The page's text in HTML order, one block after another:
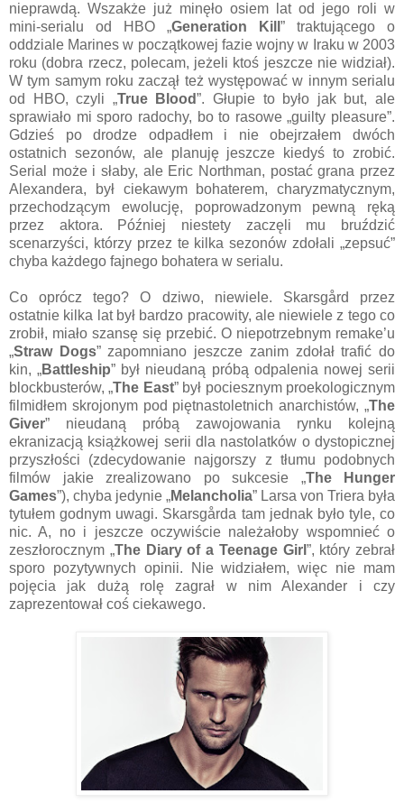
nieprawdą. Wszakże już minęło osiem lat od jego roli w
mini-serialu od HBO „Generation Kill ” traktującego o
oddziale Marines w początkowej fazie wojny w Iraku w 2003
roku (dobra rzecz, polecam, jeżeli ktoś jeszcze nie widział).
W tym samym roku zaczął też występować w innym serialu
od HBO, czyli „True Blood”. Głupie to było jak but, ale
sprawiało mi sporo radochy, bo to rasowe „guilty pleasure”.
Gdzieś po drodze odpadłem i nie obejrzałem dwóch
ostatnich sezonów, ale planuję jeszcze kiedyś to zrobić.
Serial może i słaby, ale Eric Northman, postać grana przez
Alexandera, był ciekawym bohaterem, charyzmatycznym,
przechodzącym ewolucję, poprowadzonym pewną ręką
przez aktora. Później niestety zaczęli mu bruździć
scenarzyści, którzy przez te kilka sezonów zdołali „zepsuć”
chyba każdego fajnego bohatera w serialu.
Co oprócz tego? O dziwo, niewiele. Skarsgård przez
ostatnie kilka lat był bardzo pracowity, ale niewiele z tego co
zrobił, miało szansę się przebić. O niepotrzebnym remake’u
„Straw Dogs” zapomniano jeszcze zanim zdołał trafić do
kin, „Battleship” był nieudaną próbą odpalenia nowej serii
blockbusterów, „The East” był pociesznym proekologicznym
filmidłem skrojonym pod piętnastoletnich anarchistów, „The
Giver” nieudaną próbą zawojowania rynku kolejną
ekranizacją książkowej serii dla nastolatków o dystopicznej
przyszłości (zdecydowanie najgorszy z tłumu podobnych
filmów jakie zrealizowano po sukcesie „The Hunger
Games”), chyba jedynie „Melancholia” Larsa von Triera była
tytułem godnym uwagi. Skarsgårda tam jednak było tyle, co
nic. A, no i jeszcze oczywiście należałoby wspomnieć o
zeszłorocznym „The Diary of a Teenage Girl ”, który zebrał
sporo pozytywnych opinii. Nie widziałem, więc nie mam
pojęcia jak dużą rolę zagrał w nim Alexander i czy
zaprezentował coś ciekawego.